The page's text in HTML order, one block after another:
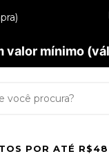
valor mínimo
POR ATÉ R$48